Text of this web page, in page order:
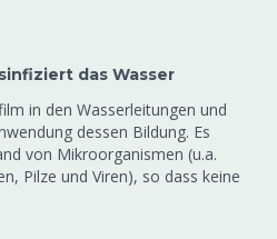
das Wasser
in den Wasserleitungen und
dessen Bildung. Es
von Mikroorganismen (u.a.
Pilze und Viren), so dass keine